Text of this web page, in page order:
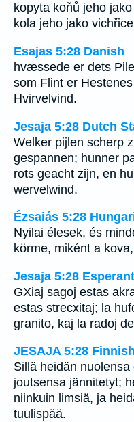
kopyta koňů jeho
kola jeho jako
Esajas 5:28 Danish
hvæssede er dets
som Flint er
Hvirvelvind.
Jesaja 5:28 Dutch
Welker pijlen scherp
gespannen; hunner
rots geacht zijn, en
wervelwind.
Ézsaiás 5:28
Nyilai élesek, és
körme, miként a
Jesaja 5:28
GXiaj sagoj estas
estas strecxitaj; la
granito, kaj la radoj
JESAJA 5:28
Sillä heidän
joutsensa jännitetyt;
niinkuin limsiä, ja
tuulispää.